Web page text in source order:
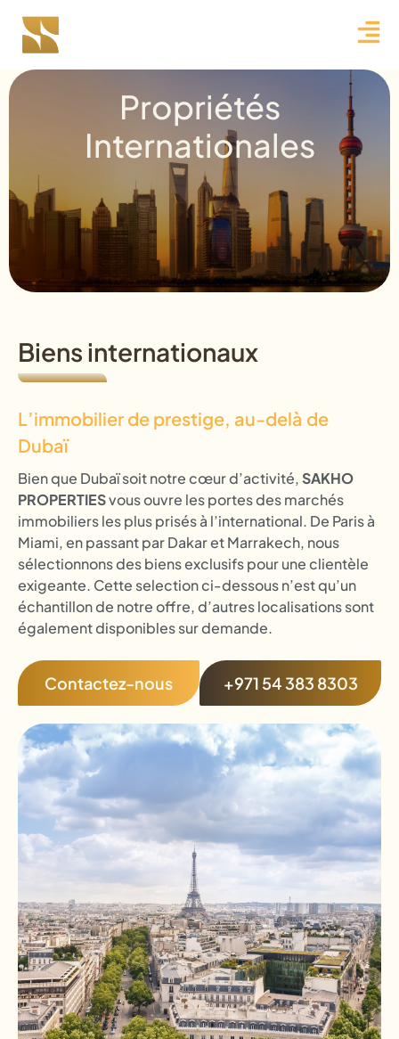
Propriétés
Internationales
Biens internationaux
L’immobilier de prestige, au-delà de
Dubaï
Bien que Dubaï soit notre cœur d’activité, SAKHO
PROPERTIESvous ouvre les portes des marchés
immobiliers les plus prisés à l’international. De Paris à
Miami, en passant par Dakar et Marrakech, nous
sélectionnons des biens exclusifs pour une clientèle
exigeante. Cette selection ci-dessous n’est qu’un
échantillon de notre offre, d’autres localisations sont
également disponibles sur demande.
Contactez-nous +971 54 383 8303